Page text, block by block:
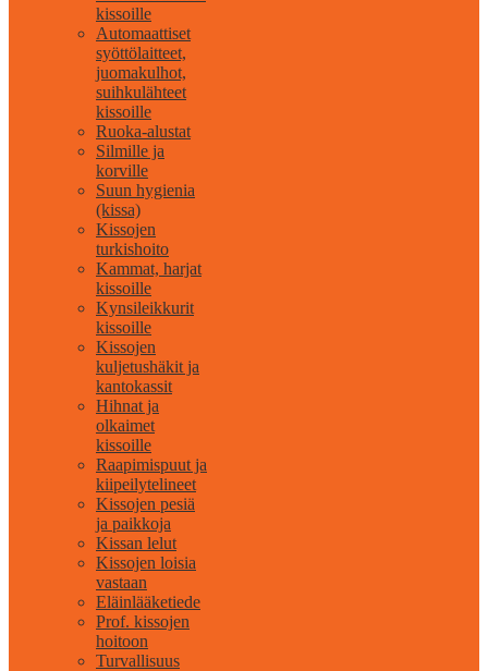
kissoille
Automaattiset
syöttölaitteet,
juomakulhot,
suihkulähteet
kissoille
Ruoka-alustat
Silmille ja
korville
Suun hygienia
(kissa)
Kissojen
turkishoito
Kammat, harjat
kissoille
Kynsileikkurit
kissoille
Kissojen
kuljetushäkit ja
kantokassit
Hihnat ja
olkaimet
kissoille
Raapimispuut ja
kiipeilytelineet
Kissojen pesiä
ja paikkoja
Kissan lelut
Kissojen loisia
vastaan
Eläinlääketiede
Prof. kissojen
hoitoon
Turvallisuus